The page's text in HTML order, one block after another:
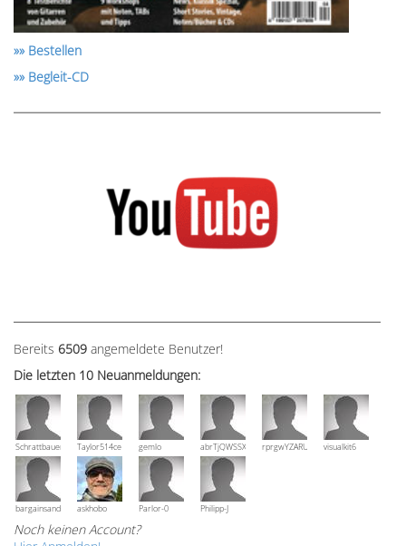
»» Bestellen
»» Begleit-CD
Bereits 6509 angemeldete Benutzer!
Die letzten 10 Neuanmeldungen:
Schrattbauer Taylor514ce gemlo abrTjQWSSXuVznPolErprgwYZARUTZQyCWESpD
visualkit6
bargainsandmoreaskhobo Parlor-0 Philipp-J
Noch keinen Account?